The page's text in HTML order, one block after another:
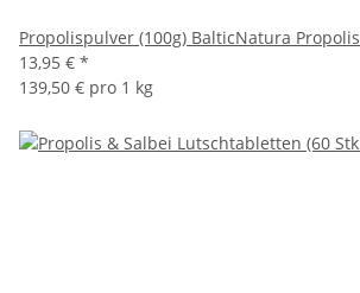
Propolispulver (100g) BalticNatura
13,95 € *
139,50 € pro 1 kg